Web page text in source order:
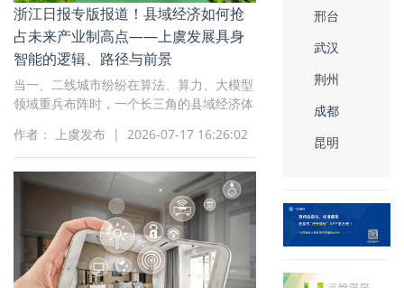
浙江日报专版报道！县域经济如何抢
占未来产业制高点——上虞发展具身
智能的逻辑、路径与前景
当一、二线城市纷纷在算法、算力、大模型
领域重兵布阵时，一个长三角的县域经济体
模型拼场景、不拼算力拼制造、不追全面追
特色，全力打造长三角具身智能高地。今日
出版的浙江日报对此进行专版报道。
作者： 上虞发布 | 2026-07-17 16:26:02
邢台
武汉
荆州
成都
昆明